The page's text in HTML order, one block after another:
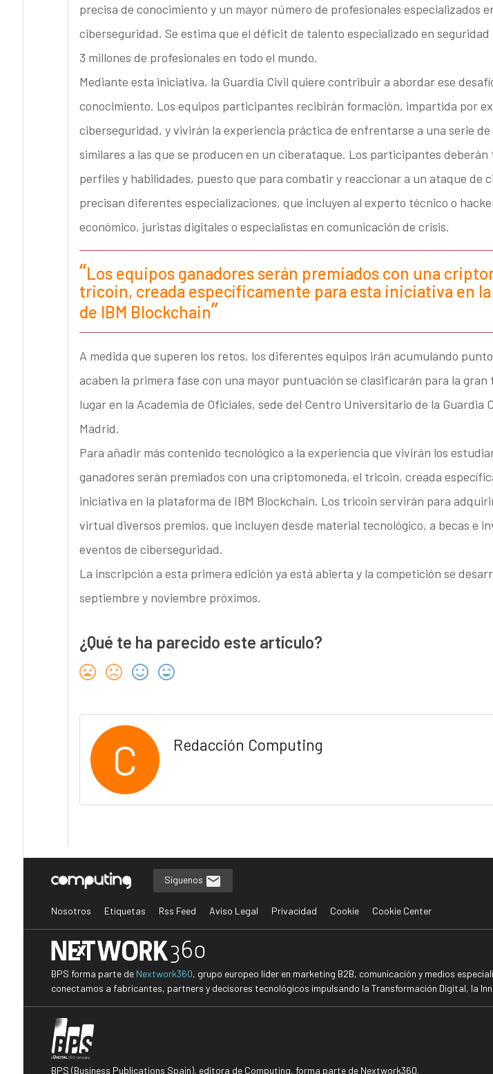
precisa de conocimiento y un mayor número de profesionales especializados
ciberseguridad. Se estima que el déficit de talento especializado en seguridad
3 millones de profesionales en todo el mundo.
Mediante esta iniciativa, la Guardia Civil quiere contribuir a abordar ese
conocimiento. Los equipos participantes recibirán formación, impartida por
ciberseguridad, y vivirán la experiencia práctica de enfrentarse a una serie
similares a las que se producen en un ciberataque. Los participantes
perfiles y habilidades, puesto que para combatir y reaccionar a un ataque de
precisan diferentes especializaciones, que incluyen al experto técnico o
económico, juristas digitales o especialistas en comunicación de crisis.
Los equipos ganadores serán premiados con una
tricoin, creada específicamente para esta iniciativa en
de IBM Blockchain
A medida que superen los retos, los diferentes equipos irán acumulando
acaben la primera fase con una mayor puntuación se clasificarán para la
lugar en la Academia de Oficiales, sede del Centro Universitario de la Guardia
Madrid.
Para añadir más contenido tecnológico a la experiencia que vivirán los
ganadores serán premiados con una criptomoneda, el tricoin, creada
iniciativa en la plataforma de IBM Blockchain. Los tricoin servirán para
virtual diversos premios, que incluyen desde material tecnológico, a becas e
eventos de ciberseguridad.
La inscripción a esta primera edición ya está abierta y la competición se
septiembre y noviembre próximos.
¿Qué te ha parecido este artículo?
C Redacción Computing
Síguenos
Nosotros Etiquetas Rss Feed Aviso Legal Privacidad Cookie Cookie Center
BPS forma parte de Nextwork360, grupo europeo líder en marketing B2B, comunicación y medios
conectamos a fabricantes, partners y decisores tecnológicos impulsando la Transformación Digital, la
BPS (Business Publications Spain), editora de Computing, forma parte de Nextwork360.